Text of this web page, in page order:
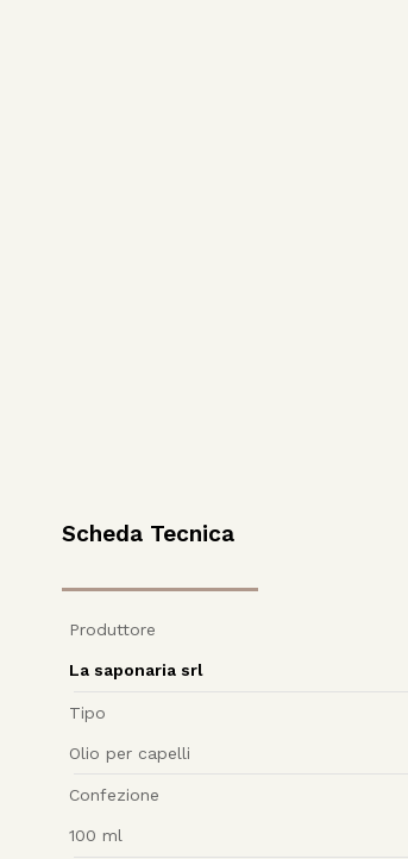
Scheda Tecnica
Produttore
La saponaria srl
Tipo
Olio per capelli
Confezione
100 ml